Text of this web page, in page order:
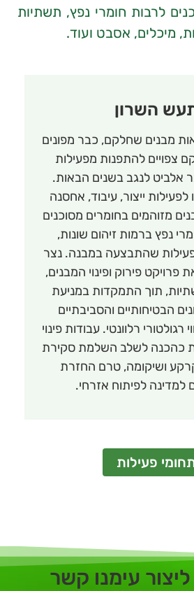
לרבות חומרי נפץ, תשתיות
מיכלים, אסבט ועוד.
השרון
מבנים שחלקם, כבר מפונים
צפויים להתפנות מפעילות
אלביט לנגב בשנים הבאות.
ייצור, עיבוד, אחסנה
מזוהמים בחומרים מסוכנים
נפץ ברמות זיהום שונות,
שהתבצעה במבנה. נצר
פירוק ופינוי המבנים,
תוך התמקדות במניעת
הבטיחותיים והסביבתיים
רגולטורי רלוונטי. עבודות פינוי
כהכנה לשלב השלמת סקירת
ושיקומה, טרם החזרת
לפיתוח אזרחי.
פעילות
עימנו קשר